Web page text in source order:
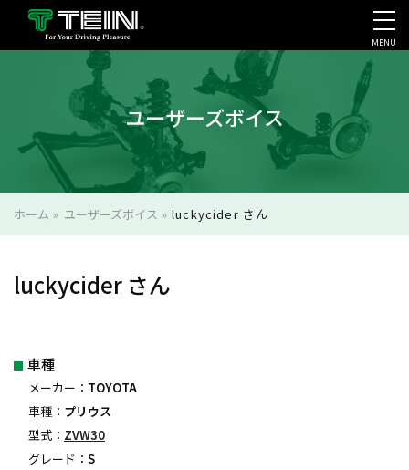
会社案内・採用・IR
MENU
ユーザーズボイス
ホーム » ユーザーズボイス »luckycider さん
luckycider さん
車種
メーカー： TOYOTA
車種： プリウス
型式： ZVW30
グレード： S